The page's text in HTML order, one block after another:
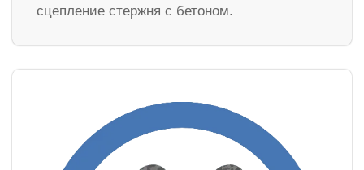
сцепление стержня с бетоном.